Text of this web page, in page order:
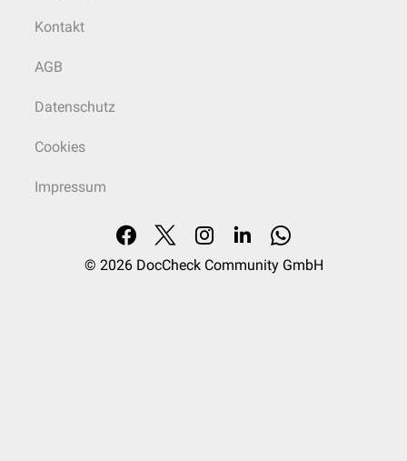
Kontakt
AGB
Datenschutz
Cookies
Impressum
© 2026 DocCheck Community GmbH